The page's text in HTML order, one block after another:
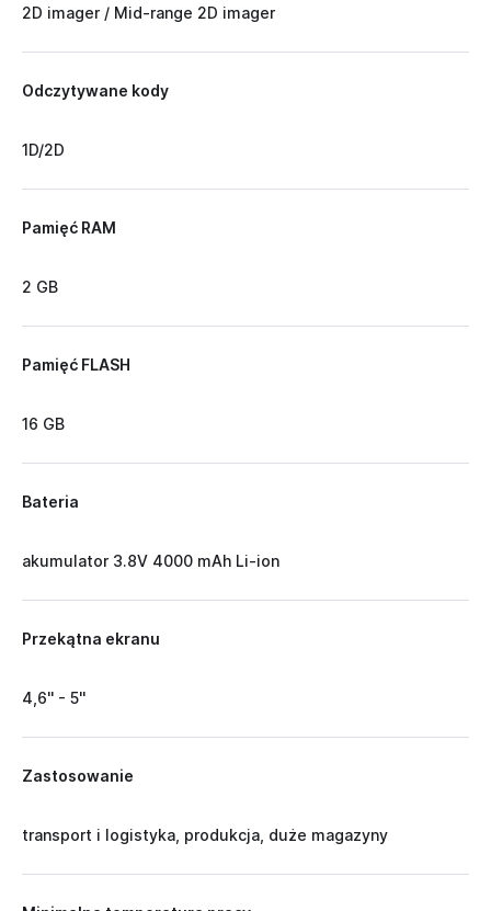
2D imager / Mid-range 2D imager
Odczytywane kody
1D/2D
Pamięć RAM
2 GB
Pamięć FLASH
16 GB
Bateria
akumulator 3.8V 4000 mAh Li-ion
Przekątna ekranu
4,6'' - 5''
Zastosowanie
transport i logistyka, produkcja, duże magazyny